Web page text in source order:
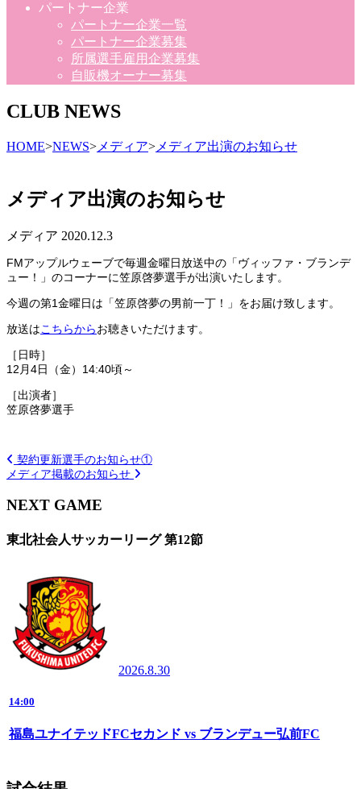
パートナー企業
パートナー企業一覧
パートナー企業募集
所属選手雇用企業募集
自販機オーナー募集
CLUB NEWS
HOME>NEWS> メディア> メディア出演のお知らせ
メディア出演のお知らせ
メディア 2020.12.3
FMアップルウェーブで毎週金曜日放送中の「ヴィッファ・ブランデ
ュー！」のコーナーに笠原啓夢選手が出演いたします。
今週の第1金曜日は「笠原啓夢の男前一丁！」をお届け致します。
放送はこちらからお聴きいただけます。
［日時］
12月4日（金） 14:40頃～
［出演者］
笠原啓夢選手
契約更新選手のお知らせ①
メディア掲載のお知らせ
NEXT GAME
東北社会人サッカーリーグ 第12節
2026.8.30
14:00
福島ユナイテッドFCセカンド vs ブランデュー弘前FC